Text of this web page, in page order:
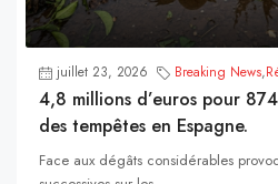
juillet 23, 2026 Breaking News,
4,8 millions d’euros pour
des tempêtes en Espagne.
Face aux dégâts considérables